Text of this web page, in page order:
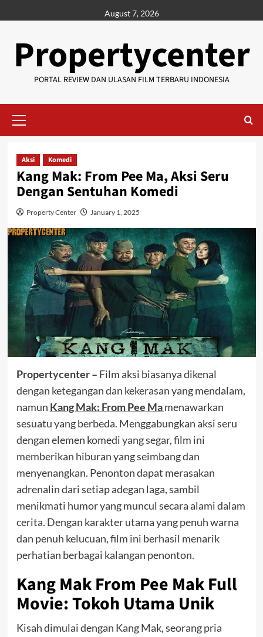
to
August 7, 2026
Propertycenter
PORTAL REVIEW DAN ULASAN FILM TERBARU INDONESIA
Menu
Aksi Komedi
Kang Mak: From Pee Ma, Aksi Seru
Dengan Sentuhan Komedi
Property Center January 1, 2025
Propertycenter– Film aksi biasanya dikenal
dengan ketegangan dan kekerasan yang mendalam,
namun Kang Mak: From Pee Mamenawarkan
sesuatu yang berbeda. Menggabungkan aksi seru
dengan elemen komedi yang segar, film ini
memberikan hiburan yang seimbang dan
menyenangkan. Penonton dapat merasakan
adrenalin dari setiap adegan laga, sambil
menikmati humor yang muncul secara alami dalam
cerita. Dengan karakter utama yang penuh warna
dan penuh kelucuan, film ini berhasil menarik
perhatian berbagai kalangan penonton.
Kang Mak From Pee Mak Full
Movie: Tokoh Utama Unik
Kisah dimulai dengan Kang Mak, seorang pria